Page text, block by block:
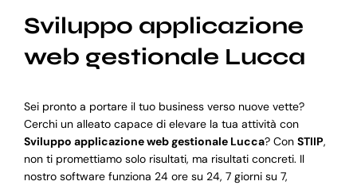
Sviluppo applicazione
web gestionale Lucca
Sei pronto a portare il tuo business verso nuove vette?
Cerchi un alleato capace di elevare la tua attività con
Sviluppo applicazione web gestionale Lucca? Con STIIP,
non ti promettiamo solo risultati, ma risultati concreti. Il
nostro software funziona 24 ore su 24, 7 giorni su 7,